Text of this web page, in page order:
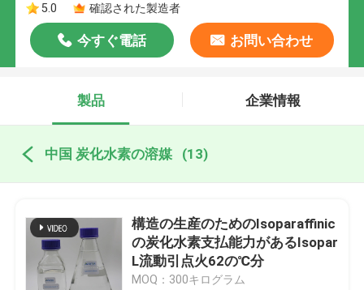
5.0
確認された製造者
今すぐ電話 お問い合わせ
製品 企業情報
中国 炭化水素の溶媒 (13)
構造の生産のためのIsoparaffinic
の炭化水素支払能力があるIsopar
L流動引点火62の℃分
MOQ：300キログラム